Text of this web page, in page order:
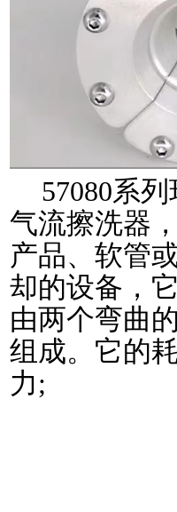
翔广场
57080系
气流擦洗器
产品、软管
却的设备，
由两个弯曲
组成。它的
力;